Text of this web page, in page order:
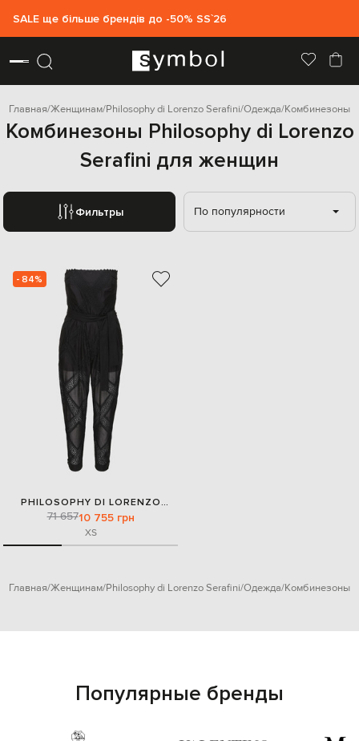
SALE ще більше брендів до -50% SS`26
Главная Женщинам Philosophy di Lorenzo Serafini Одежда Комбинезоны
Комбинезоны Philosophy di Lorenzo
Serafini для женщин
Фильтры По популярности
- 84%
PHILOSOPHY DI LORENZO
SERAFINI
71 65710 755 грн
XS
Главная Женщинам Philosophy di Lorenzo Serafini Одежда Комбинезоны
Популярные бренды